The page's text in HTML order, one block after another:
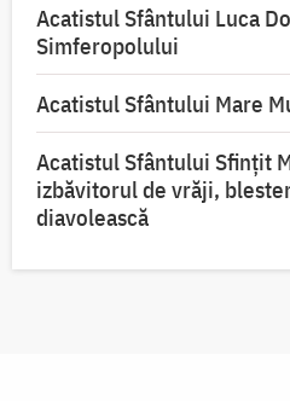
Acatistul Sfântului Luca
Simferopolului
Acatistul Sfântului Mare
Acatistul Sfântului Sfințit
izbăvitorul de vrăji,
diavolească